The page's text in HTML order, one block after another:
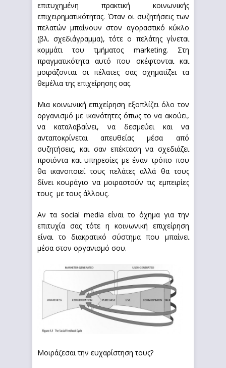
επιτυχημένη πρακτική κοινωνικής
επιχειρηματικότητας. Όταν οι συζητήσεις των
πελατών μπαίνουν στον αγοραστικό κύκλο
(βλ. σχεδιάγραμμα), τότε ο πελάτης γίνεται
κομμάτι του τμήματος marketing. Στη
πραγματικότητα αυτό που σκέφτονται και
μοιράζονται οι πέλατες σας σχηματίζει τα
θεμέλια της επιχείρησης σας.
Μια κοινωνική επιχείρηση εξοπλίζει όλο τον
οργανισμό με ικανότητες όπως το να ακούει,
να καταλαβαίνει, να δεσμεύει και να
ανταποκρίνεται απευθείας μέσα από
συζητήσεις, και σαν επέκταση να σχεδιάζει
προϊόντα και υπηρεσίες με έναν τρόπο που
θα ικανοποιεί τους πελάτες αλλά θα τους
δίνει κουράγιο να μοιραστούν τις εμπειρίες
τους με τους άλλους.
Αν τα social media είναι το όχημα για την
επιτυχία σας τότε η κοινωνική επιχείρηση
είναι το διακρατικό σύστημα που μπαίνει
μέσα στον οργανισμό σου.
Μοιράζεσαι την ευχαρίστηση τους?